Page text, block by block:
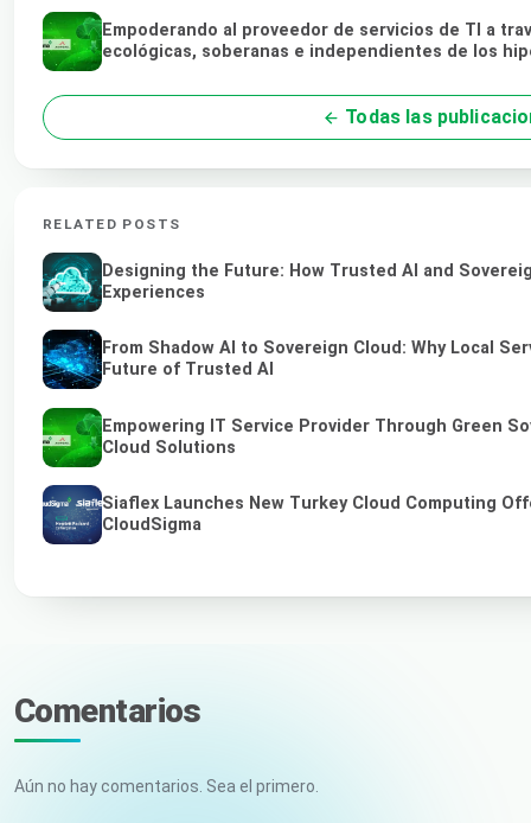
Empoderando al proveedor de servicios de TI a
ecológicas, soberanas e independientes de los
Todas las
RELATED POSTS
Designing the Future: How Trusted AI and
Experiences
From Shadow AI to Sovereign Cloud: Why Local
Future of Trusted AI
Empowering IT Service Provider Through Green
Cloud Solutions
Siaflex Launches New Turkey Cloud Computing
CloudSigma
Comentarios
Aún no hay comentarios. Sea el primero.